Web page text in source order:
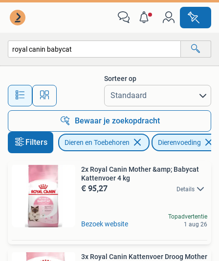
Alle afstanden…
Sorteer op
Bewaar je zoekopdracht
Filters Dieren en Toebehoren Dierenvoeding
2x Royal Canin Mother &amp; Babycat
Kattenvoer 4 kg
€ 95,27 Details
Bezoek website
Topadvertentie
1 aug 26
3x Royal Canin Kattenvoer Droog Mother